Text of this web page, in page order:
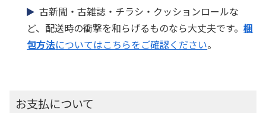
古新聞・古雑誌・チラシ・クッションロールな
ど、配送時の衝撃を和らげるものなら大丈夫です。梱
包方法についてはこちらをご確認ください。
お支払について